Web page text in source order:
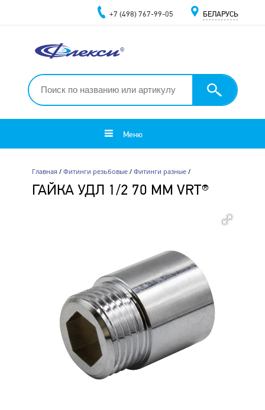
+7 (498) 767-99-05 БЕЛАРУСЬ
Меню
Главная/ Фитинги резьбовые/ Фитинги разные/
ГАЙКА УДЛ 1/2 70 ММ VRT®